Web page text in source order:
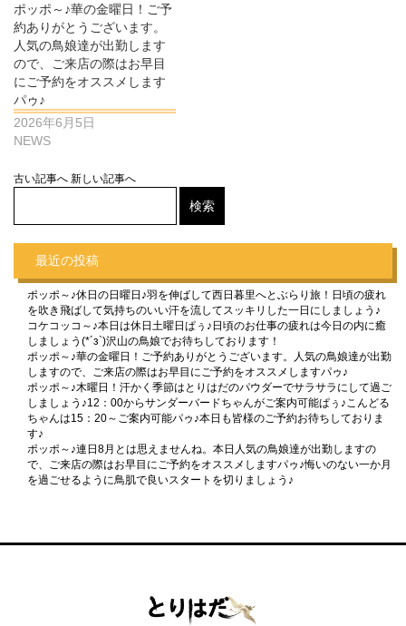
ポッポ～♪華の金曜日！ご予
約ありがとうございます。
人気の鳥娘達が出勤します
ので、ご来店の際はお早目
にご予約をオススメします
パゥ♪
2026年6月5日
NEWS
古い記事へ 新しい記事へ
最近の投稿
ポッポ～♪休日の日曜日♪羽を伸ばして西日暮里へとぶらり旅！日頃の疲れ
を吹き飛ばして気持ちのいい汗を流してスッキリした一日にしましょう♪
コケコッコ～♪本日は休日土曜日ぱぅ♪日頃のお仕事の疲れは今日の内に癒
しましょう(*´з`)沢山の鳥娘でお待ちしております！
ポッポ～♪華の金曜日！ご予約ありがとうございます。人気の鳥娘達が出勤
しますので、ご来店の際はお早目にご予約をオススメしますパゥ♪
ポッポ～♪木曜日！汗かく季節はとりはだのパウダーでサラサラにして過ご
しましょう♪12：00からサンダーバードちゃんがご案内可能ぱぅ♪こんどる
ちゃんは15：20～ご案内可能パゥ♪本日も皆様のご予約お待ちしておりま
す♪
ポッポ～♪連日8月とは思えませんね。本日人気の鳥娘達が出勤しますの
で、ご来店の際はお早目にご予約をオススメしますパゥ♪悔いのない一か月
を過ごせるように鳥肌で良いスタートを切りましょう♪